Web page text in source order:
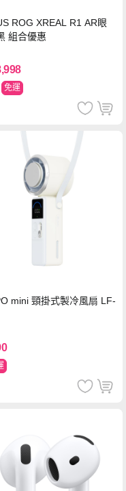
ROG XREAL R1 AR眼
組合優惠
免運
mini 頸掛式製冷風扇 LF-